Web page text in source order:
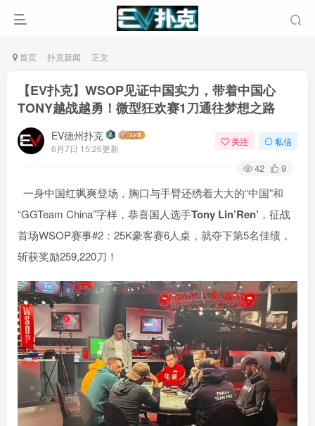
首页 扑克新闻 正文
【EV扑克】WSOP见证中国实力，带着中国心
TONY越战越勇！微型狂欢赛1刀通往梦想之路
EV德州扑克
6月7日 15:26更新
关注 私信
42 9
一身中国红飒爽登场，胸口与手臂还绣着大大的“中国”和
“GGTeam China”字样，恭喜国人选手Tony Lin’Ren’ ，征战
首场WSOP赛事#2：25K豪客赛6人桌，就夺下第5名佳绩，
斩获奖励259,220刀！